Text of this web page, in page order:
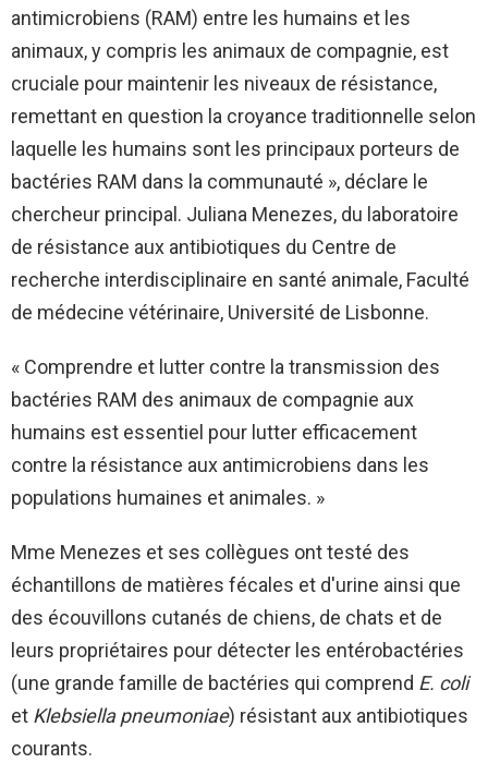
antimicrobiens (RAM) entre les humains et les
animaux, y compris les animaux de compagnie, est
cruciale pour maintenir les niveaux de résistance,
remettant en question la croyance traditionnelle selon
laquelle les humains sont les principaux porteurs de
bactéries RAM dans la communauté », déclare le
chercheur principal. Juliana Menezes, du laboratoire
de résistance aux antibiotiques du Centre de
recherche interdisciplinaire en santé animale, Faculté
de médecine vétérinaire, Université de Lisbonne.
« Comprendre et lutter contre la transmission des
bactéries RAM des animaux de compagnie aux
humains est essentiel pour lutter efficacement
contre la résistance aux antimicrobiens dans les
populations humaines et animales. »
Mme Menezes et ses collègues ont testé des
échantillons de matières fécales et d'urine ainsi que
des écouvillons cutanés de chiens, de chats et de
leurs propriétaires pour détecter les entérobactéries
(une grande famille de bactéries qui comprend E. coli
et Klebsiella pneumoniae) résistant aux antibiotiques
courants.